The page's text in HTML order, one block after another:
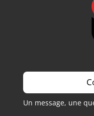
Un message, une